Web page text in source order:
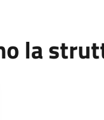
la